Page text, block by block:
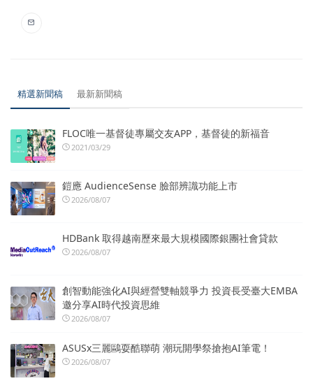
精選新聞稿 最新新聞稿
FLOC唯一基督徒專屬交友APP，基督徒的新福音
2021/03/29
鎧應 AudienceSense 臉部辨識功能上市
2026/08/07
HDBank 取得越南歷來最大規模國際銀團社會貸款
2026/08/07
創智動能強化AI與經營雙軸競爭力 投資長受臺大EMBA
邀分享AI時代投資思維
2026/08/07
ASUSx三麗鷗耍酷聯萌 潮玩開學祭搶抱AI筆電！
2026/08/07